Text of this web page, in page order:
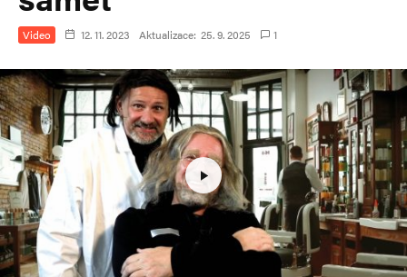
Video 12. 11. 2023 Aktualizace: 25. 9. 2025 1